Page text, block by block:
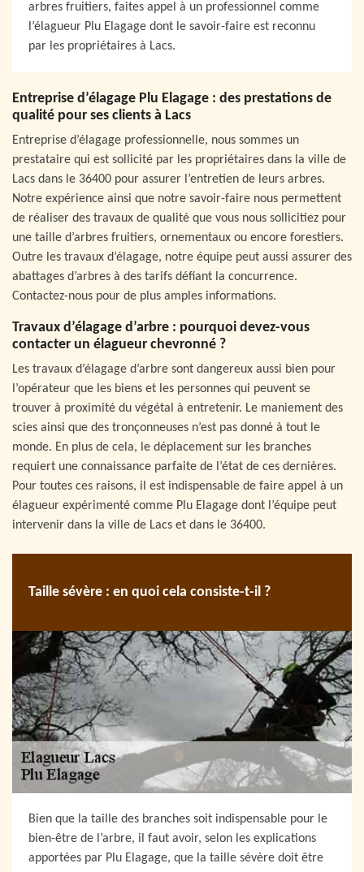
arbres fruitiers, faites appel à un professionnel comme
l’élagueur Plu Elagage dont le savoir-faire est reconnu
par les propriétaires à Lacs.
Entreprise d’élagage Plu Elagage : des prestations de
qualité pour ses clients à Lacs
Entreprise d’élagage professionnelle, nous sommes un
prestataire qui est sollicité par les propriétaires dans la ville de
Lacs dans le 36400 pour assurer l’entretien de leurs arbres.
Notre expérience ainsi que notre savoir-faire nous permettent
de réaliser des travaux de qualité que vous nous sollicitiez pour
une taille d’arbres fruitiers, ornementaux ou encore forestiers.
Outre les travaux d’élagage, notre équipe peut aussi assurer des
abattages d’arbres à des tarifs défiant la concurrence.
Contactez-nous pour de plus amples informations.
Travaux d’élagage d’arbre : pourquoi devez-vous
contacter un élagueur chevronné ?
Les travaux d’élagage d’arbre sont dangereux aussi bien pour
l’opérateur que les biens et les personnes qui peuvent se
trouver à proximité du végétal à entretenir. Le maniement des
scies ainsi que des tronçonneuses n’est pas donné à tout le
monde. En plus de cela, le déplacement sur les branches
requiert une connaissance parfaite de l’état de ces dernières.
Pour toutes ces raisons, il est indispensable de faire appel à un
élagueur expérimenté comme Plu Elagage dont l’équipe peut
intervenir dans la ville de Lacs et dans le 36400.
Taille sévère : en quoi cela consiste-t-il ?
Bien que la taille des branches soit indispensable pour le
bien-être de l’arbre, il faut avoir, selon les explications
apportées par Plu Elagage, que la taille sévère doit être